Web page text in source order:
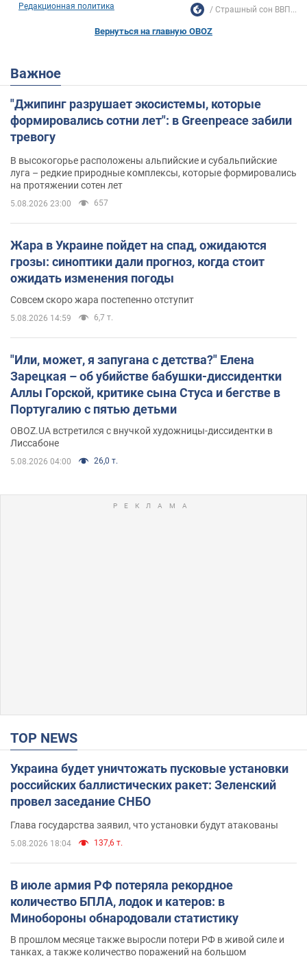
Редакционная политика Страшный сон ВВП...
Вернуться на главную OBOZ
Важное
"Джипинг разрушает экосистемы, которые
формировались сотни лет": в Greenpeace забили
тревогу
В высокогорье расположены альпийские и субальпийские
луга – редкие природные комплексы, которые формировались
на протяжении сотен лет
5.08.2026 23:00 657
Жара в Украине пойдет на спад, ожидаются
грозы: синоптики дали прогноз, когда стоит
ожидать изменения погоды
Совсем скоро жара постепенно отступит
5.08.2026 14:59 6,7 т.
"Или, может, я запугана с детства?" Елена
Зарецкая – об убийстве бабушки-диссидентки
Аллы Горской, критике сына Стуса и бегстве в
Португалию с пятью детьми
OBOZ.UA встретился с внучкой художницы-диссидентки в
Лиссабоне
5.08.2026 04:00 26,0 т.
TOP NEWS
Украина будет уничтожать пусковые установки
российских баллистических ракет: Зеленский
провел заседание СНБО
Глава государства заявил, что установки будут атакованы
5.08.2026 18:04 137,6 т.
В июле армия РФ потеряла рекордное
количество БПЛА, лодок и катеров: в
Минобороны обнародовали статистику
В прошлом месяце также выросли потери РФ в живой силе и
танках, а также количество поражений на большом